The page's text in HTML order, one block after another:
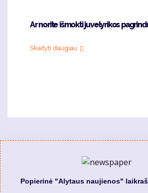
Ar norite išmokti juvelyrikos
Skaityti daugiau
Popierinė "Alytaus naujienos"